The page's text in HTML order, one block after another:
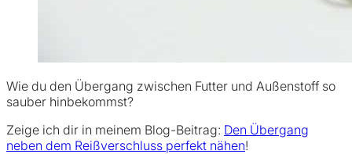
Wie du den Übergang zwischen Futter und Außenstoff so
sauber hinbekommst?
Zeige ich dir in meinem Blog-Beitrag: Den Übergang
neben dem Reißverschluss perfekt nähen!